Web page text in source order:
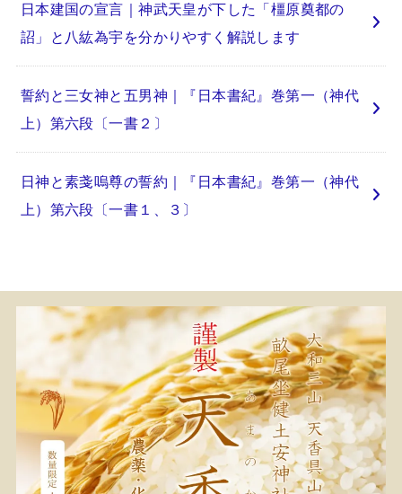
日本建国の宣言｜神武天皇が下した「橿原奠都の
詔」と八紘為宇を分かりやすく解説します
誓約と三女神と五男神｜『日本書紀』巻第一（神代
上）第六段〔一書２〕
日神と素戔嗚尊の誓約｜『日本書紀』巻第一（神代
上）第六段〔一書１、３〕